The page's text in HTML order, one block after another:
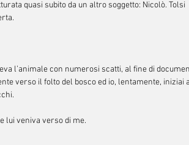
quasi subito da un altro soggetto: Nicolò. Tolsi
l’animale con numerosi scatti, al fine di
verso il folto del bosco ed io, lentamente, iniziai a
lui veniva verso di me.